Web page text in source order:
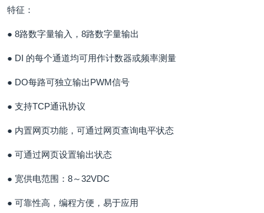
特征：
● 8路数字量输入，8路数字量输出
● DI 的每个通道均可用作计数器或频率测量
● DO每路可独立输出PWM信号
● 支持TCP通讯协议
● 内置网页功能，可通过网页查询电平状态
● 可通过网页设置输出状态
● 宽供电范围：8～32VDC
● 可靠性高，编程方便，易于应用